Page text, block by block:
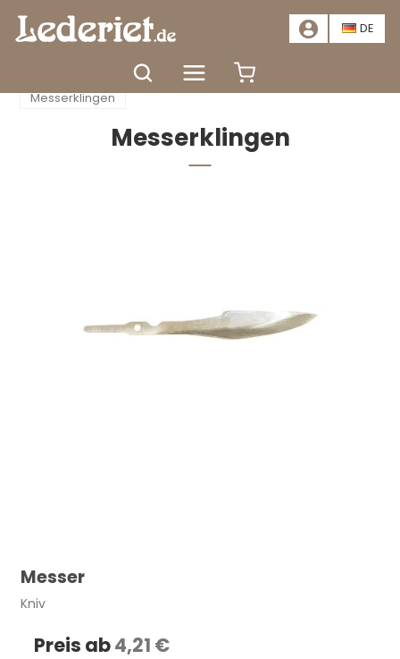
ANGEBOT – SPAREN SIE MINDESTENS 20 %. HIER KLICKEN📣
DE
Zubehör
Messerherstellung
Messerklingen
Messerklingen
Messer
Kniv
Preis ab4,21 €